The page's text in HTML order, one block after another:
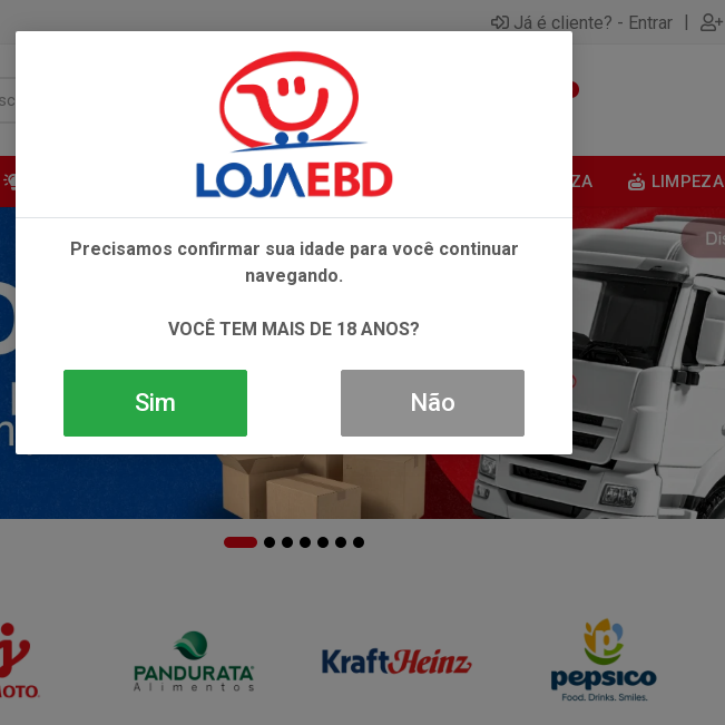
Já é cliente? - Entrar |
BEBIDAS CONGELADOS HIGIENE E BELEZA LIMPEZA
Precisamos confirmar sua idade para você continuar
navegando.
VOCÊ TEM MAIS DE 18 ANOS?
Sim Não